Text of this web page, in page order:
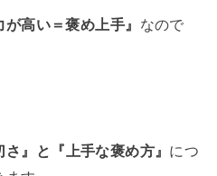
高い＝褒め上手』 なので
さ』と『上手な褒め方』 につ